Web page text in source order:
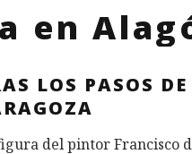
en
LOS PASOS
del pintor Francisco